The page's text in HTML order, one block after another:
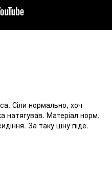
Сіли нормально, хоч
натягував. Матеріал норм,
За таку ціну піде.